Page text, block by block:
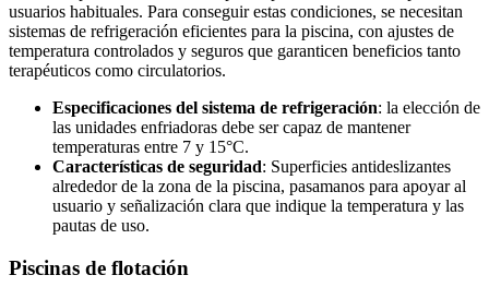
usuarios habituales. Para conseguir estas condiciones, se necesitan
sistemas de refrigeración eficientes para la piscina, con ajustes de
temperatura controlados y seguros que garanticen beneficios tanto
terapéuticos como circulatorios.
Especificaciones del sistema de refrigeración: la elección de
las unidades enfriadoras debe ser capaz de mantener
temperaturas entre 7 y 15°C.
Características de seguridad: Superficies antideslizantes
alrededor de la zona de la piscina, pasamanos para apoyar al
usuario y señalización clara que indique la temperatura y las
pautas de uso.
Piscinas de flotación